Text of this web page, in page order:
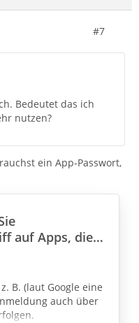
#7
Bedeutet das ich
nutzen?
ein App-Passwort,
auf Apps, die
B. (laut Google eine
auch über